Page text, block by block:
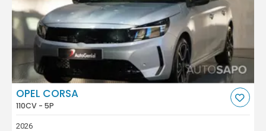
OPEL CORSA
110CV - 5P
2026